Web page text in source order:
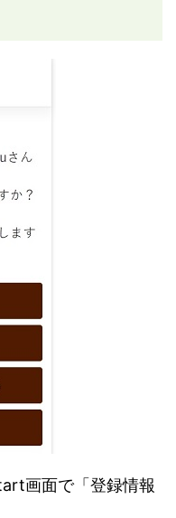
画面で「登録情報